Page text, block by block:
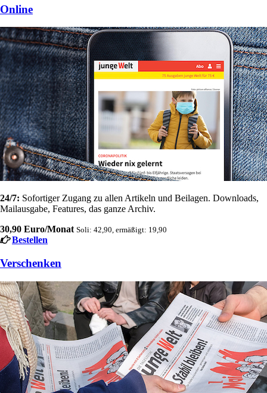
Online
24/7: Sofortiger Zugang zu allen Artikeln und Beilagen. Downloads,
Mailausgabe, Features, das ganze Archiv.
30,90 Euro/Monat Soli: 42,90, ermäßigt: 19,90
Bestellen
Verschenken